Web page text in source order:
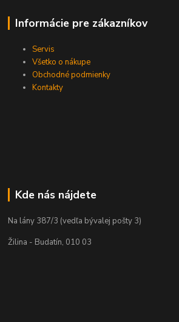
Informácie pre zákazníkov
Servis
Všetko o nákupe
Obchodné podmienky
Kontakty
Kde nás nájdete
Na lány 387/3 (vedľa bývalej pošty 3)
Žilina - Budatín, 010 03